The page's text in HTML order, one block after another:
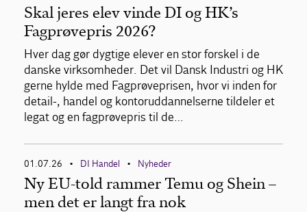
Skal jeres elev vinde DI og HK’s
Fagprøvepris 2026?
Hver dag gør dygtige elever en stor forskel i de
danske virksomheder. Det vil Dansk Industri og HK
gerne hylde med Fagprøveprisen, hvor vi inden for
detail-, handel og kontoruddannelserne tildeler et
legat og en fagprøvepris til de…
01.07.26 • DI Handel • Nyheder
Ny EU-told rammer Temu og Shein –
men det er langt fra nok